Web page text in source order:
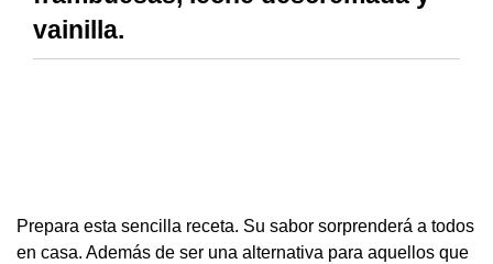
vainilla.
Prepara esta sencilla receta. Su sabor sorprenderá a todos
en casa. Además de ser una alternativa para aquellos que